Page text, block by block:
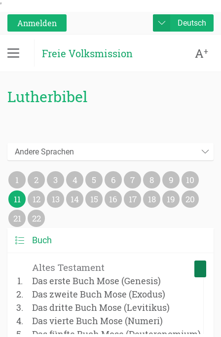
'
Anmelden
Deutsch
Freie Volksmission A+
Lutherbibel
Andere Sprachen
1 2 3 4 5 6 7 8 9
10
11
12 13 14 15 16 17 18 19
20
21
22
Buch
Altes Testament
Das erste Buch Mose (Genesis)
Das zweite Buch Mose (Exodus)
Das dritte Buch Mose (Levitikus)
Das vierte Buch Mose (Numeri)
Das fünfte Buch Mose (Deuteronomium)